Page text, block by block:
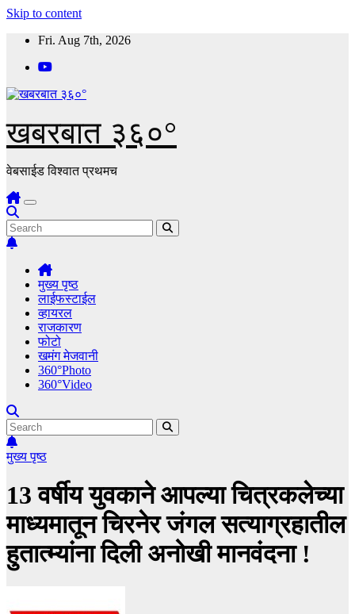
Skip to content
Fri. Aug 7th, 2026
खबरबात ३६०°
वेबसाईड विश्वात प्रथमच
मुख्य पृष्ठ
लाईफस्टाईल
व्हायरल
राजकारण
फोटो
खमंग मेजवानी
360°Photo
360°Video
मुख्य पृष्ठ
13 वर्षीय युवकाने आपल्या चित्रकलेच्या
माध्यमातून चिरनेर जंगल सत्याग्रहातील
हुतात्म्यांना दिली अनोखी मानवंदना !